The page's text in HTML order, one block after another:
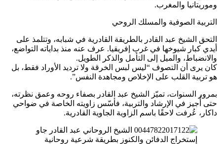
وموريتانيا والمغرب.
التربية الصوفية والمسلك الروحي
التحق الشيخ عبد القادر بالطريقة القادرية في شبابه، وتتلمذ على
أيدي كبار شيوخها في غرب إفريقيا. عرف عنه منذ بداياته التواضع،
والانضباط، والميل إلى التأمل والذكر الطويل.
كان يرى أن التصوف “ليس لبس الخرقة ولا ترديد الأوراد فقط، بل
هو تربية القلب على الإخلاص ومجاهدة النفس”.
بمرور السنوات، تميّز الشيخ عبد القادر بصفاء روحه وعمق نظرته،
حتى أُجيز في الإرشاد والتربية، فأسّس زاويته الخاصة في ضواحي
داكار، عُرفت لاحقًا باسم الزاوية الجاوية القادرية.